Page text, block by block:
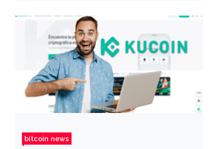
bitcoin news